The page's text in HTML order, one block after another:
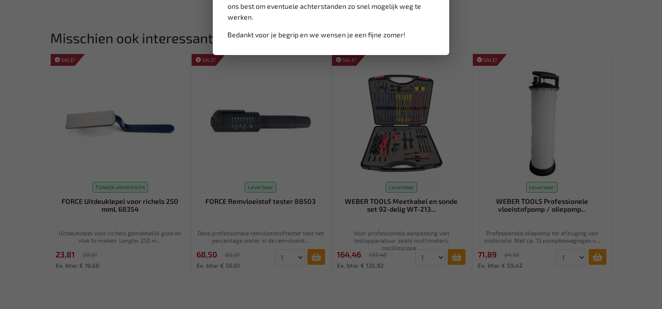
ons best om eventuele achterstanden zo snel mogelijk weg te
werken.
Bedankt voor je begrip en we wensen je een fijne zomer!
Misschien ook interessant:
SALE!
Tijdelijk uitverkocht
FORCE Uitdeuklepel voor richels 250
mmL 68354
Uitdeuklepel voor richels gemakkelijk glad en
vlak te maken. Lengte: 250 m...
23,81
28,01
Ex. btw: € 19,68
SALE!
Leverbaar
FORCE Remvloeistof tester 88503
Deze professionele remvloeistoftester test het
percentage water in de remvloeist...
68,50
80,59
Ex. btw: € 56,61
SALE!
Leverbaar
WEBER TOOLS Meetkabel en sonde
set 92-delig WT-213...
Voor professionele aanpassing van
testapparatuur zoals multimeters,
oscilloscope...
164,46
193,48
Ex. btw: € 135,92
SALE!
Leverbaar
WEBER TOOLS Professionele
vloeistofpomp / oliepomp...
Professionele oliepomp ter afzuiging van
motorolie. Met ca. 15 pompbewegingen v...
71,89
84,58
Ex. btw: € 59,42